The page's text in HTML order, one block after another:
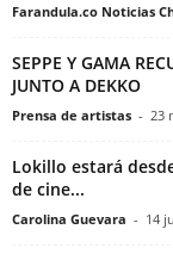
Farandula.co Noticias
SEPPE Y GAMA
JUNTO A DEKKO
Prensa de artistas - 23
Lokillo estará
de cine...
Carolina Guevara - 14